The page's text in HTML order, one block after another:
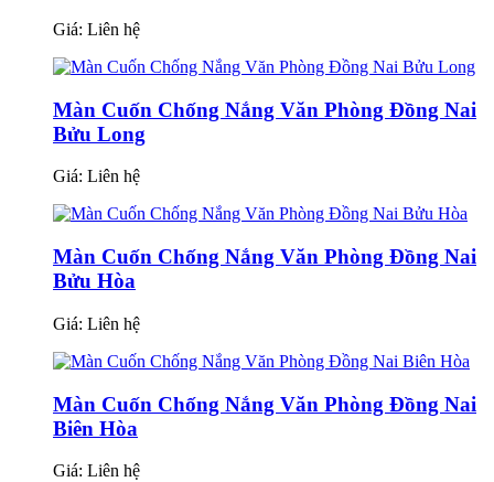
Giá: Liên hệ
Màn Cuốn Chống Nắng Văn Phòng Đồng Nai
Bửu Long
Giá: Liên hệ
Màn Cuốn Chống Nắng Văn Phòng Đồng Nai
Bửu Hòa
Giá: Liên hệ
Màn Cuốn Chống Nắng Văn Phòng Đồng Nai
Biên Hòa
Giá: Liên hệ